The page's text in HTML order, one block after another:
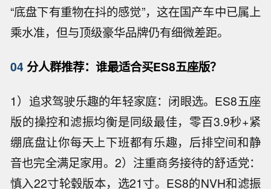
“底盘下有重物在抖的感觉”，这在国产车中已属上
乘水准，但与顶级豪华品牌仍有细微差距。
04 分人群推荐：谁最适合买ES8五座版？
1）追求驾驶乐趣的年轻家庭：闭眼选。ES8五座
版的操控和滤振均衡是同级最佳，零百3.9秒+紧
绷底盘让你每天上下班都有乐趣，后排空间和静
音也完全满足家用。2）注重商务接待的舒适党：
慎入22寸轮毂版本，选21寸。ES8的NVH和滤振